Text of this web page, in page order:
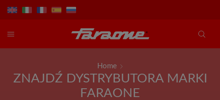
Home
ZNAJDŹ DYSTRYBUTORA MARKI
FARAONE